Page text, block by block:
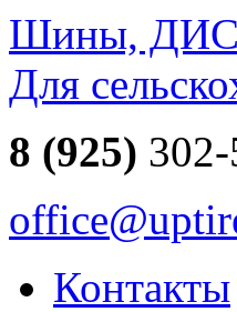
Шины,
Для
8 (925)
Контакты